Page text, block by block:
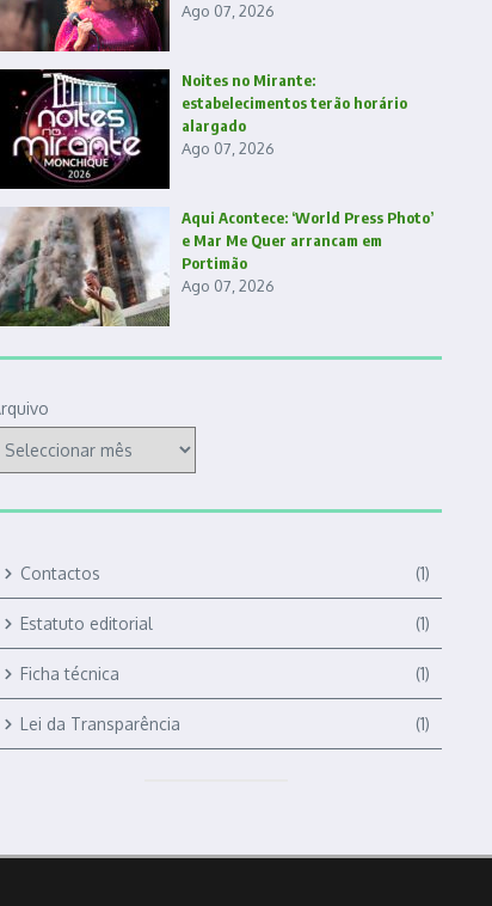
Ago 07, 2026
Noites no Mirante:
estabelecimentos terão horário
alargado
Ago 07, 2026
Aqui Acontece: ‘World Press Photo’
e Mar Me Quer arrancam em
Portimão
Ago 07, 2026
Contactos (1)
Estatuto editorial (1)
Ficha técnica (1)
Lei da Transparência (1)